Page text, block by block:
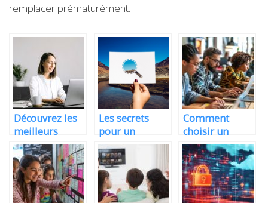
remplacer prématurément.
Découvrez les
meilleurs
outils seo
Les secrets
pour un
referencement
naturel reussi
Comment
choisir un
freelance IT
pour vos
projets de
développement